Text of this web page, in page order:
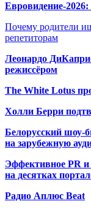
Евровидение-
Почему родители
репетиторам
Леонардо
режиссёром
The White Lotus
Холли Берри
Белорусский шоу-
на зарубежную
Эффективное PR
на десятках
Радио Аплюс Beat